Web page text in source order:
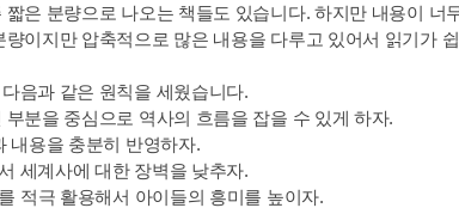
은 분량으로 나오는 책들도 있습니다. 하지만 내용이 너
이지만 압축적으로 많은 내용을 다루고 있어서 읽기가
음과 같은 원칙을 세웠습니다.
분을 중심으로 역사의 흐름을 잡을 수 있게 하자.
내용을 충분히 반영하자.
세계사에 대한 장벽을 낮추자.
적극 활용해서 아이들의 흥미를 높이자.